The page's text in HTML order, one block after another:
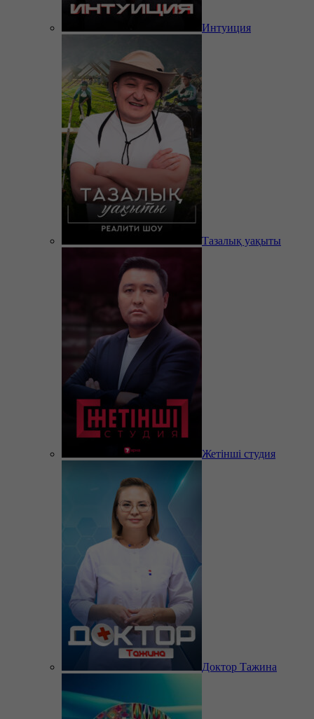
Интуиция
Тазалық уақыты
Жетінші студия
Доктор Тажина